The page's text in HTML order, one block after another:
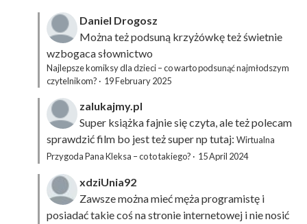
Daniel Drogosz
Można też podsuną krzyżówkęteż świetnie
wzbogaca słownictwo
Najlepsze komiksy dla dzieci – co warto podsunąć najmłodszym
czytelnikom? · 19 February 2025
zalukajmy.pl
Super książka fajnie się czyta, ale też polecam
sprawdzić film bo jest też super np tutaj: Wirtualna
Przygoda Pana Kleksa – co to takiego? · 15 April 2024
xdziUnia92
Zawsze można mieć męża programistę i
posiadać takie coś na stronie internetowej i nie nosić